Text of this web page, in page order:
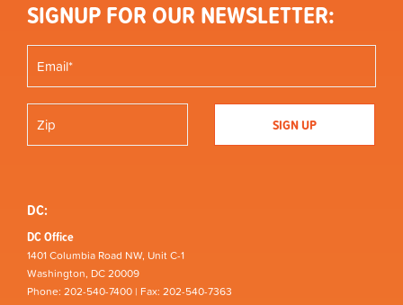
SIGNUP FOR OUR NEWSLETTER:
DC:
DC Office
1401 Columbia Road NW, Unit C-1
Washington, DC 20009
Phone: 202-540-7400 | Fax: 202-540-7363